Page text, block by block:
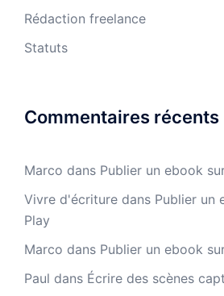
Rédaction freelance
Statuts
Commentaires récents
Marco dans Publier un ebook
Vivre d'écriture dans Publier un
Play
Marco dans Publier un ebook
Paul dans Écrire des scènes